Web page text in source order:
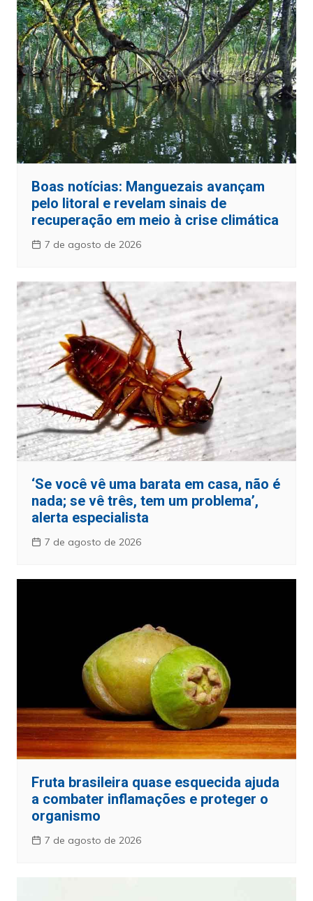
Boas notícias: Manguezais avançam
pelo litoral e revelam sinais de
recuperação em meio à crise climática
7 de agosto de 2026
‘Se você vê uma barata em casa, não é
nada; se vê três, tem um problema’,
alerta especialista
7 de agosto de 2026
Fruta brasileira quase esquecida ajuda
a combater inflamações e proteger o
organismo
7 de agosto de 2026